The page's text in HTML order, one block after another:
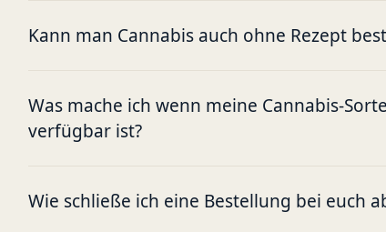
Kann man Cannabis auch ohne Rezept
Was mache ich wenn meine Cannabis-
verfügbar ist?
Wie schließe ich eine Bestellung bei euch